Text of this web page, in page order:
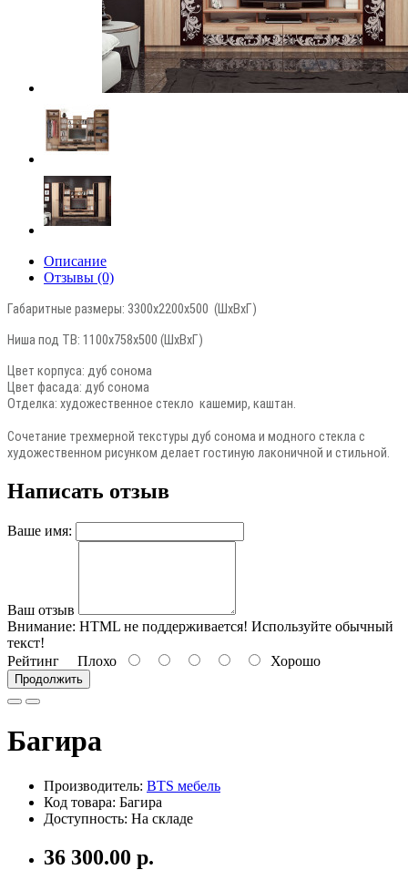
Описание
Отзывы (0)
Габаритные размеры: 3300х2200х500 (ШхВхГ)
Ниша под ТВ: 1100х758х500 (ШхВхГ)
Цвет корпуса: дуб сонома
Цвет фасада: дуб сонома
Отделка: художественное стекло кашемир, каштан.
Сочетание трехмерной текстуры дуб сонома и модного стекла с
художественном рисунком делает гостиную лаконичной и стильной.
Написать отзыв
Ваше имя:
Ваш отзыв
Внимание: HTML не поддерживается! Используйте обычный
текст!
Рейтинг Плохо Хорошо
Продолжить
Багира
Производитель: BTS мебель
Код товара: Багира
Доступность: На складе
36 300.00 р.